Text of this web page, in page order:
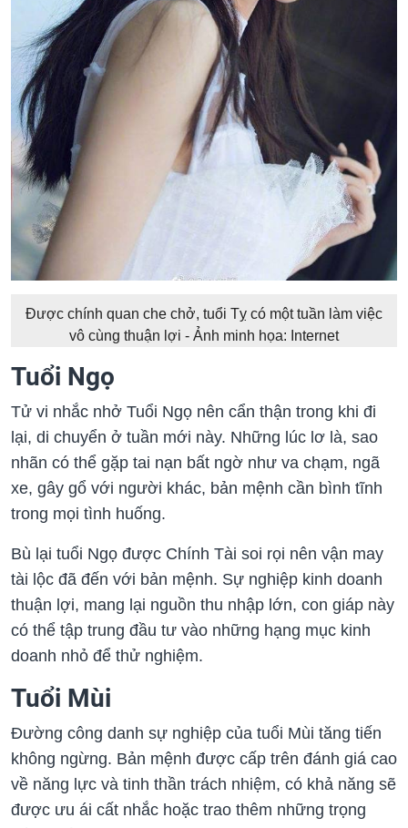
Được chính quan che chở, tuổi Tỵ có một tuần làm việc
vô cùng thuận lợi - Ảnh minh họa: Internet
Tuổi Ngọ
Tử vi nhắc nhở Tuổi Ngọ nên cẩn thận trong khi đi
lại, di chuyển ở tuần mới này. Những lúc lơ là, sao
nhãn có thể gặp tai nạn bất ngờ như va chạm, ngã
xe, gây gổ với người khác, bản mệnh cần bình tĩnh
trong mọi tình huống.
Bù lại tuổi Ngọ được Chính Tài soi rọi nên vận may
tài lộc đã đến với bản mệnh. Sự nghiệp kinh doanh
thuận lợi, mang lại nguồn thu nhập lớn, con giáp này
có thể tập trung đầu tư vào những hạng mục kinh
doanh nhỏ để thử nghiệm.
Tuổi Mùi
Đường công danh sự nghiệp của tuổi Mùi tăng tiến
không ngừng. Bản mệnh được cấp trên đánh giá cao
về năng lực và tinh thần trách nhiệm, có khả năng sẽ
được ưu ái cất nhắc hoặc trao thêm những trọng